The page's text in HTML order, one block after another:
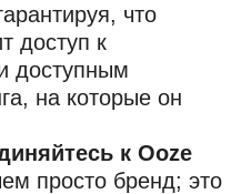
что
доступ к
доступным
на которые он
к Ooze
просто бренд; это